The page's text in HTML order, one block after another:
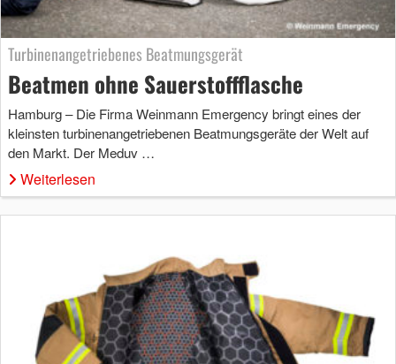
Turbinenangetriebenes Beatmungsgerät
Beatmen ohne Sauerstoffflasche
Hamburg – Die Firma Weinmann Emergency bringt eines der
kleinsten turbinenangetriebenen Beatmungsgeräte der Welt auf
den Markt. Der Meduv …
Weiterlesen